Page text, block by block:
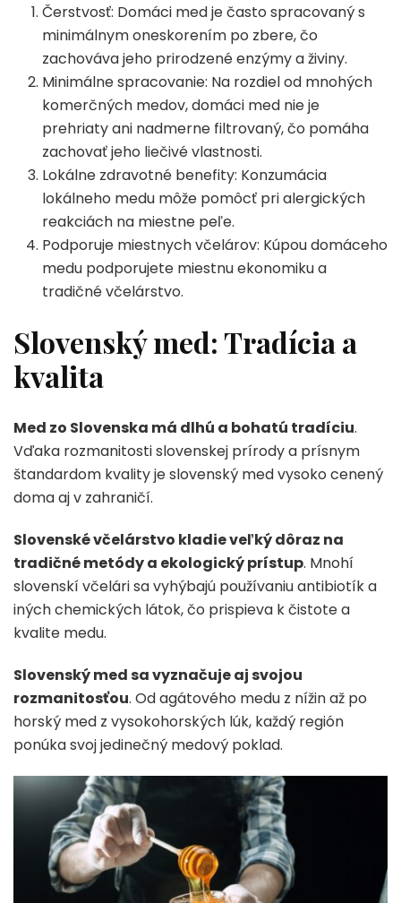
Čerstvosť: Domáci med je často spracovaný s
minimálnym oneskorením po zbere, čo
zachováva jeho prirodzené enzýmy a živiny.
Minimálne spracovanie: Na rozdiel od mnohých
komerčných medov, domáci med nie je
prehriaty ani nadmerne filtrovaný, čo pomáha
zachovať jeho liečivé vlastnosti.
Lokálne zdravotné benefity: Konzumácia
lokálneho medu môže pomôcť pri alergických
reakciách na miestne peľe.
Podporuje miestnych včelárov: Kúpou domáceho
medu podporujete miestnu ekonomiku a
tradičné včelárstvo.
Slovenský med: Tradícia a
kvalita
Med zo Slovenska má dlhú a bohatú tradíciu.
Vďaka rozmanitosti slovenskej prírody a prísnym
štandardom kvality je slovenský med vysoko cenený
doma aj v zahraničí.
Slovenské včelárstvo kladie veľký dôraz na
tradičné metódy a ekologický prístup. Mnohí
slovenskí včelári sa vyhýbajú používaniu antibiotík a
iných chemických látok, čo prispieva k čistote a
kvalite medu.
Slovenský med sa vyznačuje aj svojou
rozmanitosťou. Od agátového medu z nížin až po
horský med z vysokohorských lúk, každý región
ponúka svoj jedinečný medový poklad.